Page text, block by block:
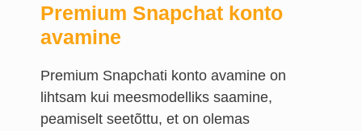
Premium Snapchat konto
avamine
Premium Snapchati konto avamine on
lihtsam kui meesmodelliks saamine,
peamiselt seetõttu, et on olemas